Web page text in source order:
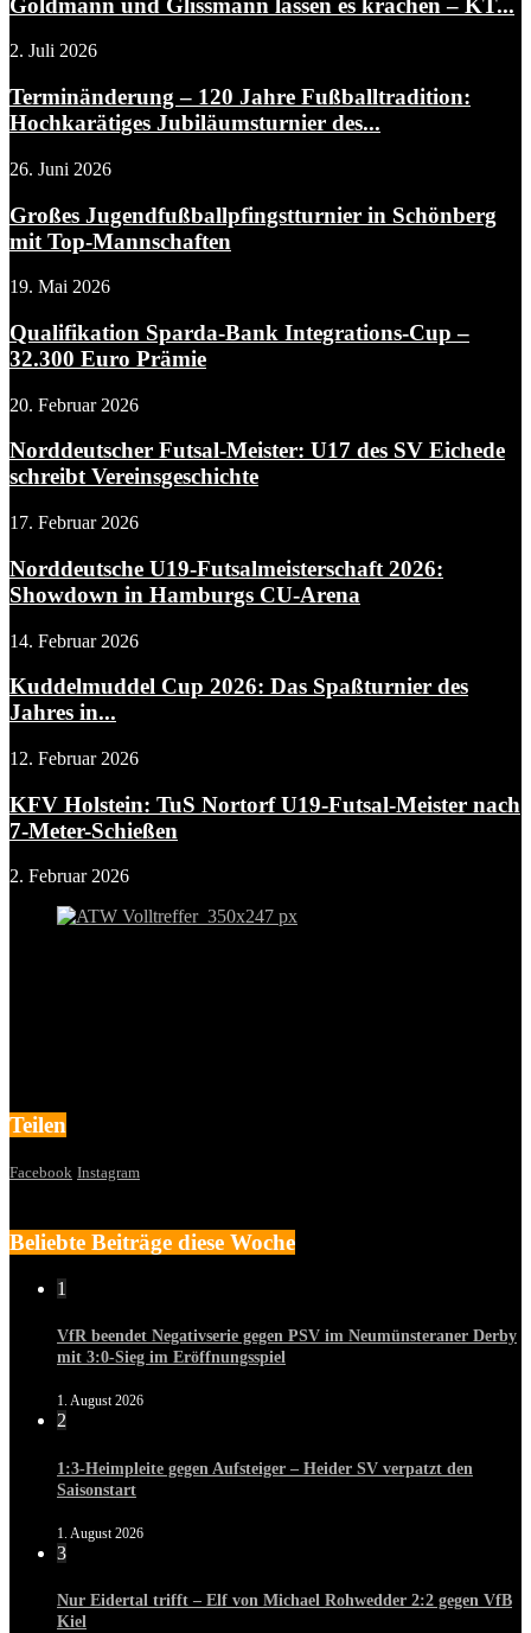
Goldmann und Glissmann lassen es krachen – KT...
2. Juli 2026
Terminänderung – 120 Jahre Fußballtradition:
Hochkarätiges Jubiläumsturnier des...
26. Juni 2026
Großes Jugendfußballpfingstturnier in Schönberg
mit Top-Mannschaften
19. Mai 2026
Qualifikation Sparda-Bank Integrations-Cup –
32.300 Euro Prämie
20. Februar 2026
Norddeutscher Futsal-Meister: U17 des SV Eichede
schreibt Vereinsgeschichte
17. Februar 2026
Norddeutsche U19-Futsalmeisterschaft 2026:
Showdown in Hamburgs CU-Arena
14. Februar 2026
Kuddelmuddel Cup 2026: Das Spaßturnier des
Jahres in...
12. Februar 2026
KFV Holstein: TuS Nortorf U19-Futsal-Meister nach
7-Meter-Schießen
2. Februar 2026
Teilen
Facebook Instagram
Beliebte Beiträge diese Woche
1
VfR beendet Negativserie gegen PSV im Neumünsteraner Derby
mit 3:0-Sieg im Eröffnungsspiel
1. August 2026
2
1:3-Heimpleite gegen Aufsteiger – Heider SV verpatzt den
Saisonstart
1. August 2026
3
Nur Eidertal trifft – Elf von Michael Rohwedder 2:2 gegen VfB
Kiel